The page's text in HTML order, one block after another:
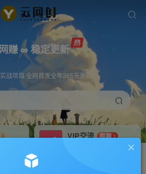
赚 ∞ 稳定更新
战项目 全网首发全年365天更新
VIP交流
群聊
研究探讨更多创业项目路子。